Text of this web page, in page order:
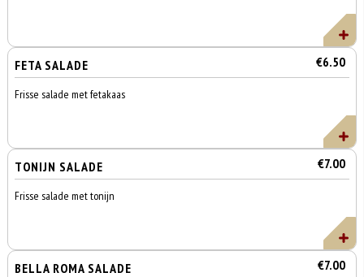
FETA SALADE €6.50
Frisse salade met fetakaas
TONIJN SALADE €7.00
Frisse salade met tonijn
BELLA ROMA SALADE €7.00